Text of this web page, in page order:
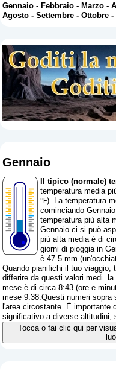
Gennaio -Febbraio -Marzo -
Agosto -Settembre -Ottobre -
Gennaio
Il tipico (normale)
temperatura media
℉). La temperatura
cominciando
temperatura più alta
Gennaio ci si può
più alta media è di
giorni di pioggia in
è 47.5 mm (
Quando pianifichi il tuo viaggio,
differire da questi valori medi.
mese è di circa 8:43 (ore e
mese 9:38.Questi numeri
l'area circostante. È importante
significativo a diverse altitudini,
Tocca o fai clic qui per